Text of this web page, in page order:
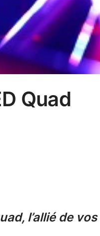
Quad
l’allié de vos